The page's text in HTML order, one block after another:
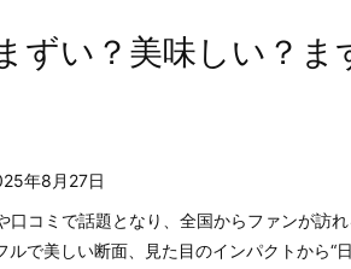
ずい？美味しい？ま
年8月27日
口コミで話題となり、全国からファンが訪れ
ルで美しい断面、見た目のインパクトから“